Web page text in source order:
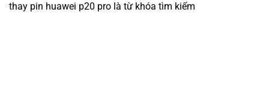
thay pin huawei p20 pro là từ khóa tìm kiếm